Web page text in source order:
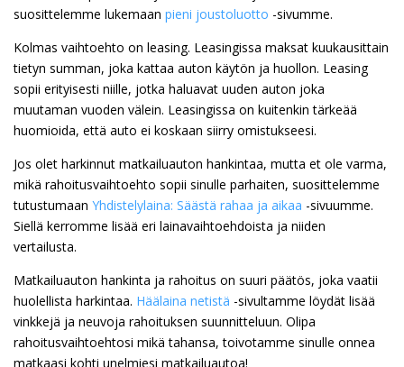
suosittelemme lukemaan pieni joustoluotto -sivumme.
Kolmas vaihtoehto on leasing. Leasingissa maksat kuukausittain
tietyn summan, joka kattaa auton käytön ja huollon. Leasing
sopii erityisesti niille, jotka haluavat uuden auton joka
muutaman vuoden välein. Leasingissa on kuitenkin tärkeää
huomioida, että auto ei koskaan siirry omistukseesi.
Jos olet harkinnut matkailuauton hankintaa, mutta et ole varma,
mikä rahoitusvaihtoehto sopii sinulle parhaiten, suosittelemme
tutustumaan Yhdistelylaina: Säästä rahaa ja aikaa -sivuumme.
Siellä kerromme lisää eri lainavaihtoehdoista ja niiden
vertailusta.
Matkailuauton hankinta ja rahoitus on suuri päätös, joka vaatii
huolellista harkintaa. Häälaina netistä -sivultamme löydät lisää
vinkkejä ja neuvoja rahoituksen suunnitteluun. Olipa
rahoitusvaihtoehtosi mikä tahansa, toivotamme sinulle onnea
matkaasi kohti unelmiesi matkailuautoa!